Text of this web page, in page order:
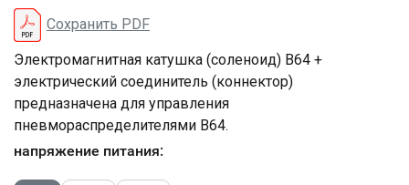
Сохранить PDF
Электромагнитная катушка (соленоид) В64 +
электрический соединитель (коннектор)
предназначена для управления
пневмораспределителями В64.
напряжение питания: